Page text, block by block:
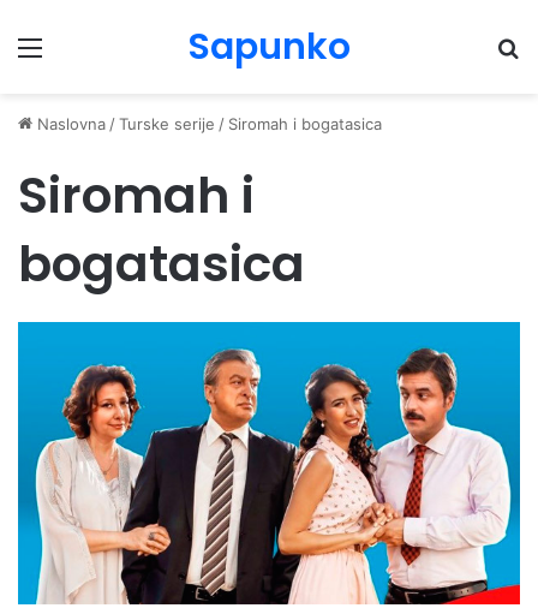
Menu Sapunko
Naslovna /Turske serije / Siromah i bogatasica
Siromah i
bogatasica